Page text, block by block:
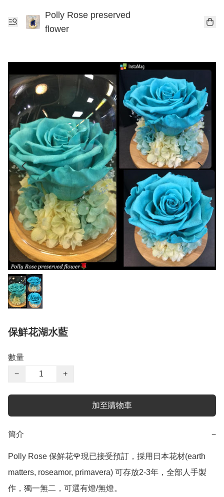
Polly Rose preserved
flower
保鮮花湖水藍
數量
−
+
加至購物車
簡介 −
Polly Rose 保鮮花🌹現已接受預訂，採用日本花材(earth
matters, roseamor, primavera) 可存放2-3年，全部人手製
作，獨一無二，可選有燈/無燈。